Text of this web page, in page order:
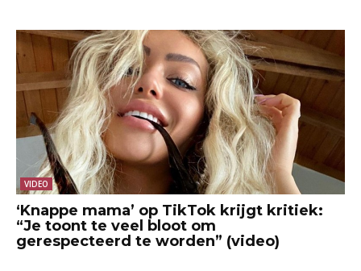
VIDEO
‘Knappe mama’ op TikTok krijgt kritiek:
“Je toont te veel bloot om
gerespecteerd te worden” (video)